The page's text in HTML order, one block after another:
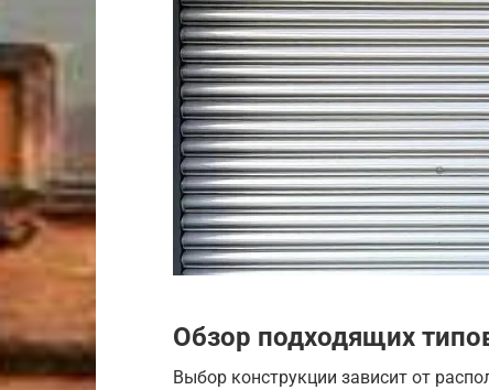
Обзор подходящих
Выбор конструкции зависит от